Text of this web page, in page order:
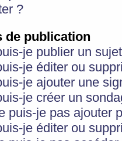
?
de publication
je publier un
je éditer ou
je ajouter une
je créer un
puis-je pas ajouter
je éditer ou